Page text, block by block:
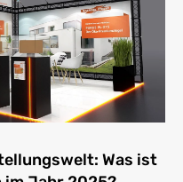
Was ist